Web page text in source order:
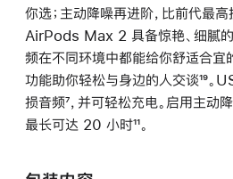
你选；主动降噪再进阶，比前代最
AirPods Max 2 具备惊艳、细腻的
频在不同环境中都能给你舒适合宜
功能助你轻松与身边的人交谈脚
注
¹⁹。
损音频脚
注
⁷，并可轻松充电。启用主动
最长可达 20 小时脚
¹¹。